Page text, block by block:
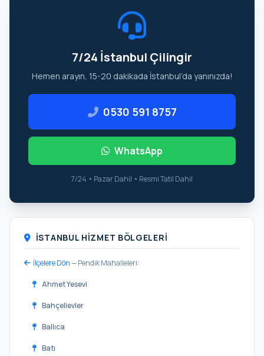
7/24 İstanbul Çilingir
Hemen arayın, 15-20 dakikada İstanbul’da yanınızda!
0530 591 8757
WhatsApp
7/24 • Pazar Dahil • Resmi Tatil Dahil
İSTANBUL HIZMET BÖLGELERI
İlçelere Dön— Pendik Mahalleleri:
Ahmet Yesevi
Bahçelievler
Ballıca
Batı